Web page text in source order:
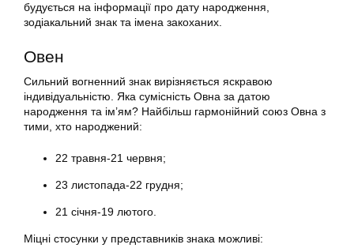
будується на інформації про дату народження,
зодіакальний знак та імена закоханих.
Овен
Сильний вогненний знак вирізняється яскравою
індивідуальністю. Яка сумісність Овна за датою
народження та ім’ям? Найбільш гармонійний союз Овна з
тими, хто народжений:
22 травня-21 червня;
23 листопада-22 грудня;
21 січня-19 лютого.
Міцні стосунки у представників знака можливі: